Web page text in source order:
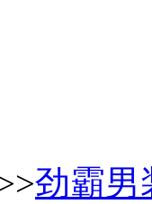
劲霸男